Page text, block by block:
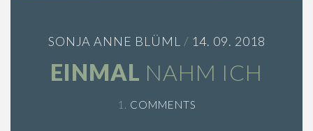
SONJA ANNE BLÜML / 14. 09. 2018
EINMAL NAHM ICH
1. COMMENTS